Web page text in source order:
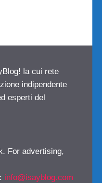
la cui rete
indipendente
esperti del
For advertising,
: info@isayblog.com